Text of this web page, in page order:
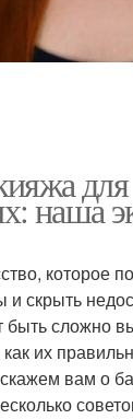
для
наша
которое
скрыть
сложно
их
вам о